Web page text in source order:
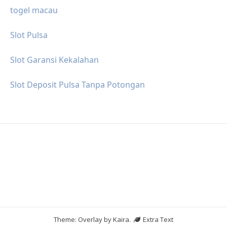
togel macau
Slot Pulsa
Slot Garansi Kekalahan
Slot Deposit Pulsa Tanpa Potongan
Theme: Overlay byKaira.
Extra Text